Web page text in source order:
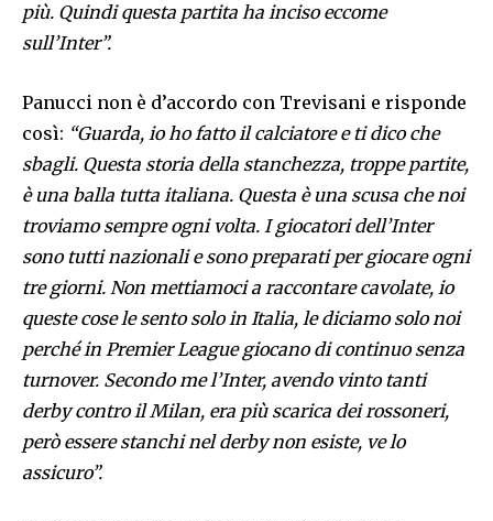
più. Quindi questa partita ha inciso eccome
sull’Inter”.
Panucci non è d’accordo con Trevisani e risponde
così: “Guarda, io ho fatto il calciatore e ti dico che
sbagli. Questa storia della stanchezza, troppe partite,
è una balla tutta italiana. Questa è una scusa che noi
troviamo sempre ogni volta. I giocatori dell’Inter
sono tutti nazionali e sono preparati per giocare ogni
tre giorni. Non mettiamoci a raccontare cavolate, io
queste cose le sento solo in Italia, le diciamo solo noi
perché in Premier League giocano di continuo senza
turnover. Secondo me l’Inter, avendo vinto tanti
derby contro il Milan, era più scarica dei rossoneri,
però essere stanchi nel derby non esiste, ve lo
assicuro”.